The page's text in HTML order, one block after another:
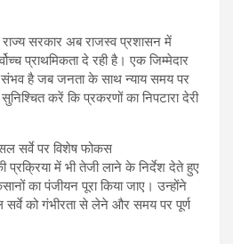
सरकार अब राजस्व प्रशासन में
प्राथमिकता दे रही है। एक जिम्मेदार
संभव है जब जनता के साथ न्याय समय पर
करें कि प्रकरणों का निपटारा देरी
सर्वे पर विशेष फोकस
प्रक्रिया में भी तेजी लाने के निर्देश देते हुए
का पंजीयन पूरा किया जाए। उन्होंने
सर्वे को गंभीरता से लेने और समय पर पूर्ण